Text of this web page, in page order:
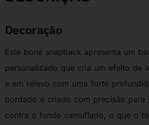
Decoração
Este boné snapback apresenta um
personalizado que cria um efeito de
e em relevo com uma forte
bordado é criado com precisão para
contra o fundo camuflado, o que o